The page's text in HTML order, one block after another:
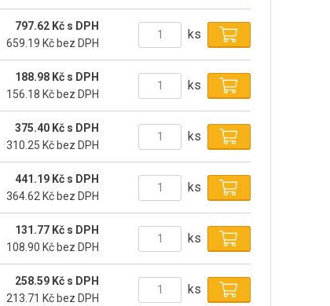
797.62 Kč s DPH
659.19 Kč bez DPH
ks
188.98 Kč s DPH
156.18 Kč bez DPH
ks
375.40 Kč s DPH
310.25 Kč bez DPH
ks
441.19 Kč s DPH
364.62 Kč bez DPH
ks
131.77 Kč s DPH
108.90 Kč bez DPH
ks
258.59 Kč s DPH
213.71 Kč bez DPH
ks